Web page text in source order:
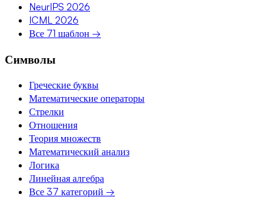
NeurIPS 2026
ICML 2026
Все 71 шаблон →
Символы
Греческие буквы
Математические операторы
Стрелки
Отношения
Теория множеств
Математический анализ
Логика
Линейная алгебра
Все 37 категорий →